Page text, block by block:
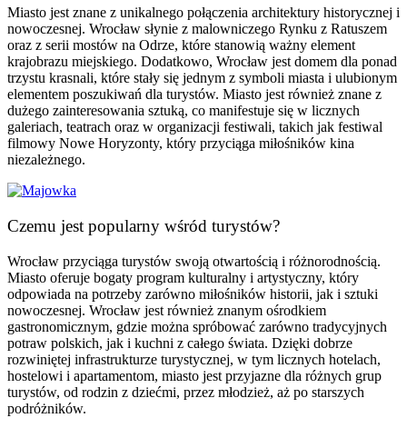
Miasto jest znane z unikalnego połączenia architektury historycznej i
nowoczesnej. Wrocław słynie z malowniczego Rynku z Ratuszem
oraz z serii mostów na Odrze, które stanowią ważny element
krajobrazu miejskiego. Dodatkowo, Wrocław jest domem dla ponad
trzystu krasnali, które stały się jednym z symboli miasta i ulubionym
elementem poszukiwań dla turystów. Miasto jest również znane z
dużego zainteresowania sztuką, co manifestuje się w licznych
galeriach, teatrach oraz w organizacji festiwali, takich jak festiwal
filmowy Nowe Horyzonty, który przyciąga miłośników kina
niezależnego.
Czemu jest popularny wśród turystów?
Wrocław przyciąga turystów swoją otwartością i różnorodnością.
Miasto oferuje bogaty program kulturalny i artystyczny, który
odpowiada na potrzeby zarówno miłośników historii, jak i sztuki
nowoczesnej. Wrocław jest również znanym ośrodkiem
gastronomicznym, gdzie można spróbować zarówno tradycyjnych
potraw polskich, jak i kuchni z całego świata. Dzięki dobrze
rozwiniętej infrastrukturze turystycznej, w tym licznych hotelach,
hostelowi i apartamentom, miasto jest przyjazne dla różnych grup
turystów, od rodzin z dziećmi, przez młodzież, aż po starszych
podróżników.